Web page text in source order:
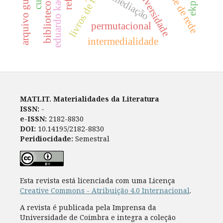
eduardo kac intermedialidade
permutacional
MATLIT. Materialidades da Literatura
ISSN: -
e-ISSN: 2182-8830
DOI: 10.14195/2182-8830
Peridiocidade: Semestral
Esta revista está licenciada com uma Licença
Creative Commons - Atribuição 4.0 Internacional.
A revista é publicada pela Imprensa da
Universidade de Coimbra e integra a coleção